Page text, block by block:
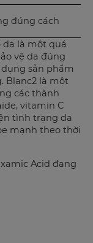
đúng cách
da là một quá
vệ da đúng
sản phẩm
Blanc2 là một
các thành
vitamin C
tình trạng da
mạnh theo thời
Acid đang